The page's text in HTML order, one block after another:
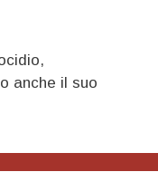
anche il suo